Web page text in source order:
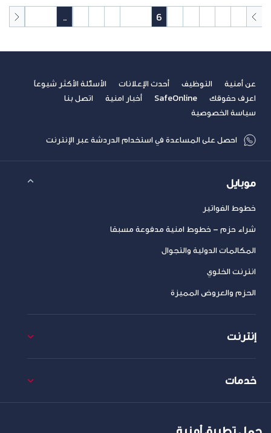
6
..
عن أمنية التوظيف أحدث الإعلانات
الأسئلة الأكثر شيوعاً
اعرف حقوقك
SafeOnline أخبار امنية
اتصل بنا
سياسة الخصوصية
احصل على المساعدة في استخدام الدردشة عبر الإنترنت
موبايل
خطوط الفواتير
شراء حزم – خطوط امنية مدفوعة مسبقا
المكالمات الدولية والتجوال
انترنت الخلوي
الحزم والعروض المميزة
إنترنت
خدمات